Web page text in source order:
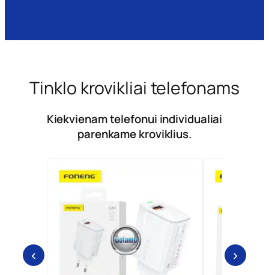
Tinklo krovikliai telefonams
Kiekvienam telefonui individualiai
parenkame kroviklius.
‹ ›